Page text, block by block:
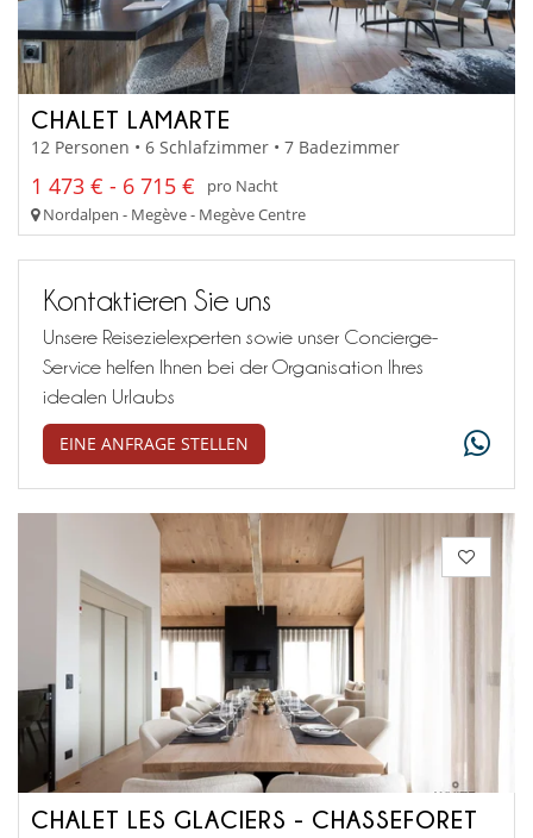
CHALET LAMARTE
12 Personen • 6 Schlafzimmer • 7 Badezimmer
1 473 € - 6 715 €
pro Nacht
Nordalpen - Megève - Megève Centre
Kontaktieren Sie uns
Unsere Reisezielexperten sowie unser Concierge-
Service helfen Ihnen bei der Organisation Ihres
idealen Urlaubs
EINE ANFRAGE STELLEN
CHALET LES GLACIERS - CHASSEFORET